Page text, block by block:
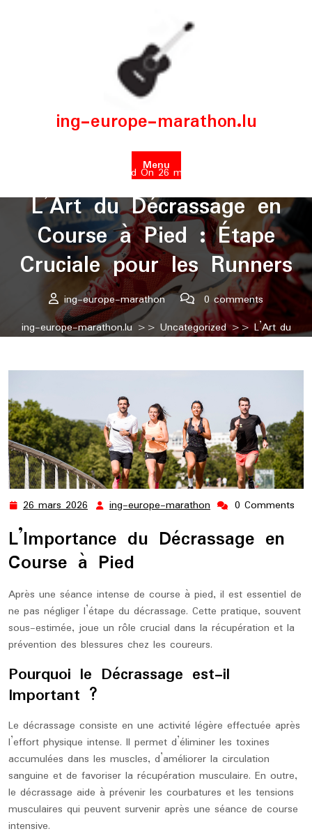
ing-europe-marathon.lu
Menu
Posted On 26 mars 2026
L’Art du Décrassage en
Course à Pied : Étape
Cruciale pour les Runners
ing-europe-marathon
0 comments
ing-europe-marathon.lu>> Uncategorized>> L’Art du
26 mars 2026 26
2026
ing-europe-marathon ing-
marathon
0 Comments
L’Importance du Décrassage en
Course à Pied
Après une séance intense de course à pied, il est essentiel de
ne pas négliger l’étape du décrassage. Cette pratique, souvent
sous-estimée, joue un rôle crucial dans la récupération et la
prévention des blessures chez les coureurs.
Pourquoi le Décrassage est-il
Important ?
Le décrassage consiste en une activité légère effectuée après
l’effort physique intense. Il permet d’éliminer les toxines
accumulées dans les muscles, d’améliorer la circulation
sanguine et de favoriser la récupération musculaire. En outre,
le décrassage aide à prévenir les courbatures et les tensions
musculaires qui peuvent survenir après une séance de course
intensive.